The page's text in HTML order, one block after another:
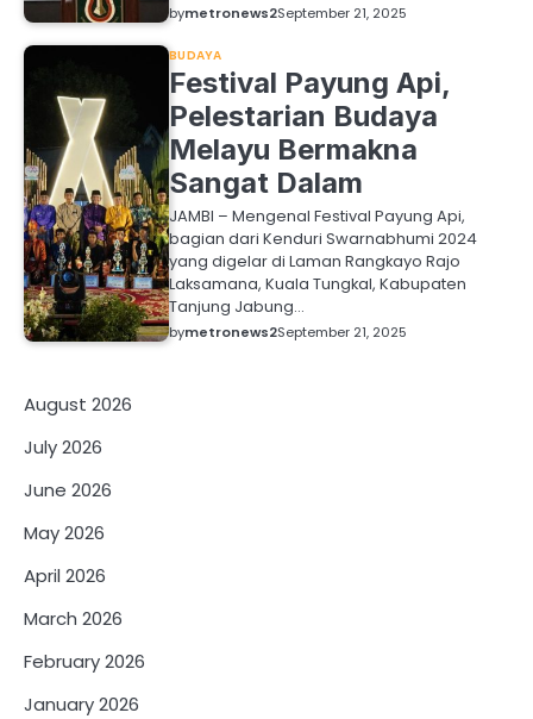
bymetronews2September 21, 2025
BUDAYA
Festival Payung Api,
Pelestarian Budaya
Melayu Bermakna
Sangat Dalam
JAMBI – Mengenal Festival Payung Api,
bagian dari Kenduri Swarnabhumi 2024
yang digelar di Laman Rangkayo Rajo
Laksamana, Kuala Tungkal, Kabupaten
Tanjung Jabung…
bymetronews2September 21, 2025
August 2026
July 2026
June 2026
May 2026
April 2026
March 2026
February 2026
January 2026